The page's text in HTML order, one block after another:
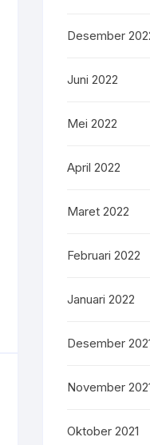
Desember
Juni 2022
Mei 2022
April 2022
Maret 2022
Februari 2022
Januari 2022
Desember
November
Oktober 2021